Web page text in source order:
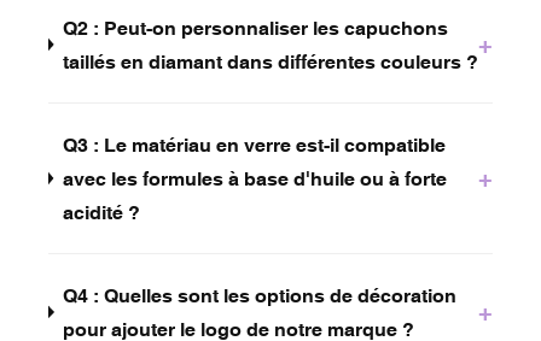
Q2 : Peut-on personnaliser les capuchons
taillés en diamant dans différentes couleurs ?
+
Q3 : Le matériau en verre est-il compatible
avec les formules à base d'huile ou à forte
acidité ?
+
Q4 : Quelles sont les options de décoration
pour ajouter le logo de notre marque ?
+